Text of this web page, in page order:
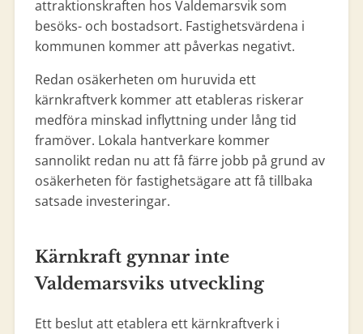
attraktionskraften hos Valdemarsvik som
besöks- och bostadsort. Fastighetsvärdena i
kommunen kommer att påverkas negativt.
Redan osäkerheten om huruvida ett
kärnkraftverk kommer att etableras riskerar
medföra minskad inflyttning under lång tid
framöver. Lokala hantverkare kommer
sannolikt redan nu att få färre jobb på grund av
osäkerheten för fastighetsägare att få tillbaka
satsade investeringar.
Kärnkraft gynnar inte
Valdemarsviks utveckling
Ett beslut att etablera ett kärnkraftverk i